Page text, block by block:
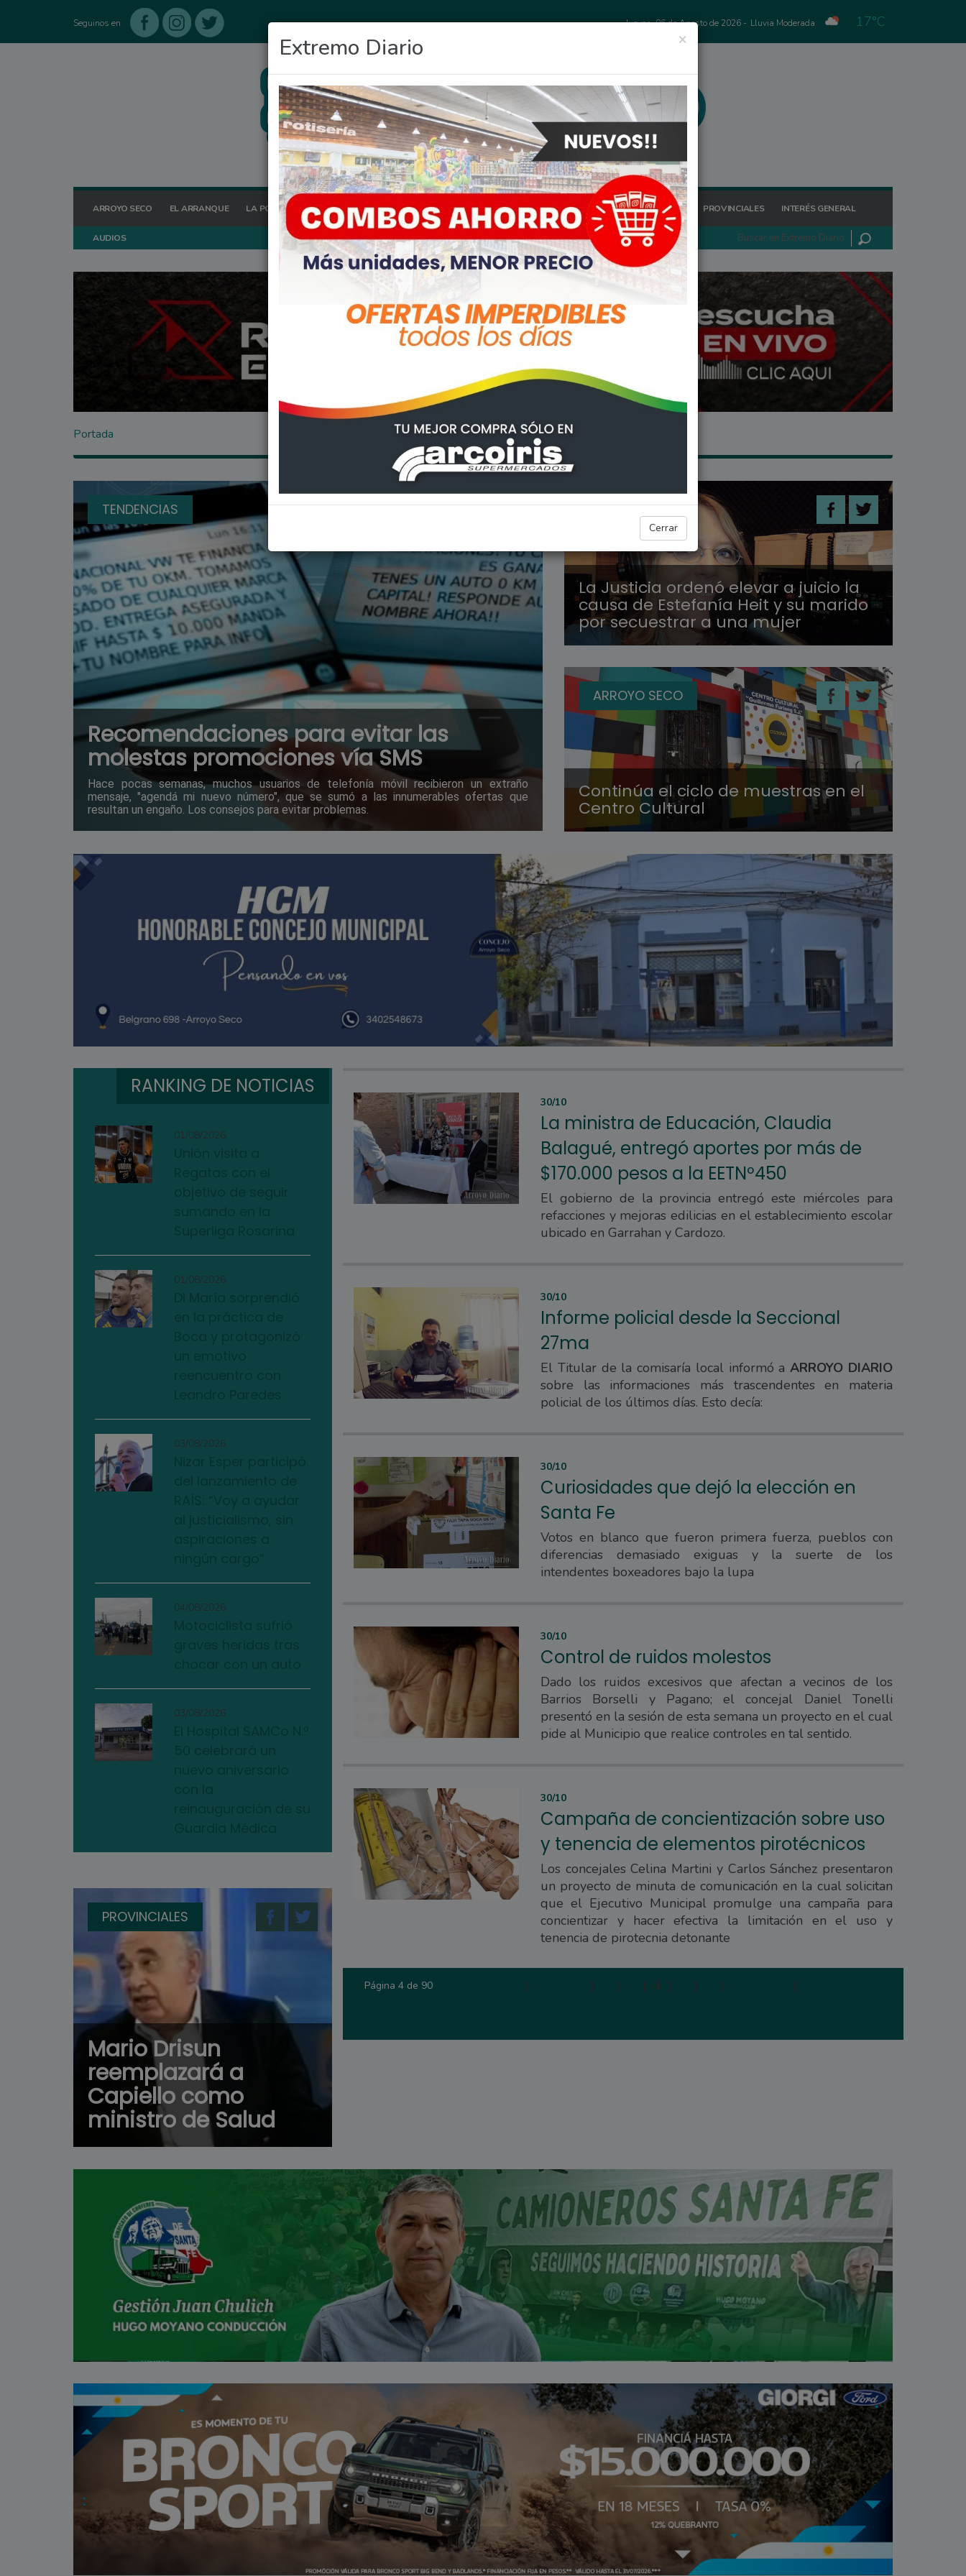
Seguinos en Jueves, 06 de Agosto de 2026 - Lluvia Moderada 17°C
ARROYO SECO EL ARRANQUE LA POSTA HOY OCIO DEPORTES FIGHIERA GENERAL LAGOS POLICIALES REGIONALES PROVINCIALES INTERÉS GENERAL
AUDIOS
×
Extremo Diario
Cerrar
Portada
TENDENCIAS
Recomendaciones para evitar las
molestas promociones vía SMS
Hace pocas semanas, muchos usuarios de telefonía móvil recibieron un extraño
mensaje, "agendá mi nuevo número", que se sumó a las innumerables ofertas que
resultan un engaño. Los consejos para evitar problemas.
POLICIALES
La Justicia ordenó elevar a juicio la
causa de Estefanía Heit y su marido
por secuestrar a una mujer
ARROYO SECO
Continúa el ciclo de muestras en el
Centro Cultural
RANKING DE NOTICIAS
01/08/2026
01/08/2026
03/08/2026
04/08/2026
03/08/2026
PROVINCIALES
Mario Drisun
reemplazará a
Capiello como
ministro de Salud
30/10
La ministra de Educación, Claudia
Balagué, entregó aportes por más de
$170.000 pesos a la EETNº450
El gobierno de la provincia entregó este miércoles para
refacciones y mejoras edilicias en el establecimiento escolar
ubicado en Garrahan y Cardozo.
30/10
Informe policial desde la Seccional
27ma
El Titular de la comisaría local informó a ARROYO DIARIO
sobre las informaciones más trascendentes en materia
policial de los últimos días. Esto decía:
30/10
Curiosidades que dejó la elección en
Santa Fe
Votos en blanco que fueron primera fuerza, pueblos con
diferencias demasiado exiguas y la suerte de los
intendentes boxeadores bajo la lupa
30/10
Control de ruidos molestos
Dado los ruidos excesivos que afectan a vecinos de los
Barrios Borselli y Pagano; el concejal Daniel Tonelli
presentó en la sesión de esta semana un proyecto en el cual
pide al Municipio que realice controles en tal sentido.
30/10
Campaña de concientización sobre uso
y tenencia de elementos pirotécnicos
Los concejales Celina Martini y Carlos Sánchez presentaron
un proyecto de minuta de comunicación en la cual solicitan
que el Ejecutivo Municipal promulge una campaña para
concientizar y hacer efectiva la limitación en el uso y
tenencia de pirotecnia detonante
Página 4 de 90 | | | | 4 | | | |